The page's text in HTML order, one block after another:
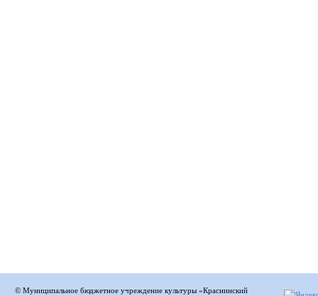
© Муниципальное бюджетное учреждение культуры «Краснинский